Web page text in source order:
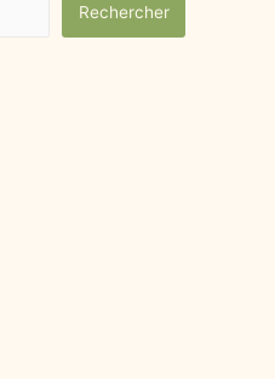
Rechercher